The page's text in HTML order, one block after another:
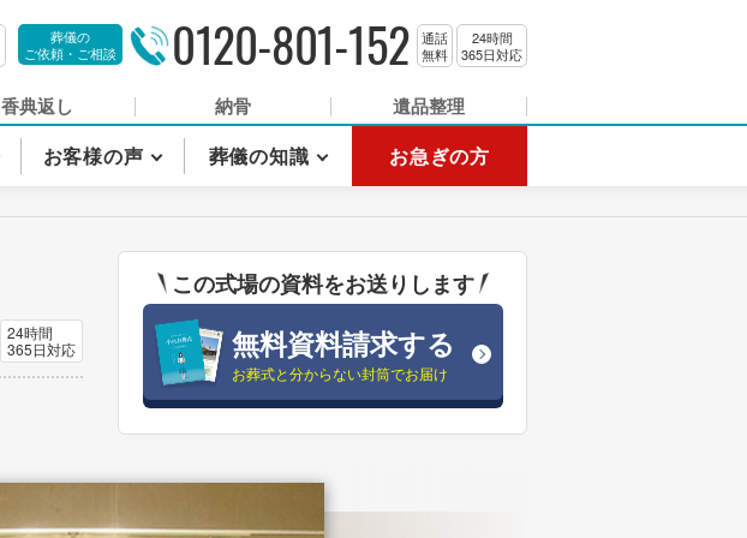
葬儀の
ご依頼・ご相談
0120-801-152
通話
無料
24時間
365日対応
香典返し 納骨 遺品整理
お客様の声 葬儀の知識 お急ぎの方
24時間
365日対応
この式場の資料をお送りします
無料資料請求する
お葬式と分からない封筒でお届け